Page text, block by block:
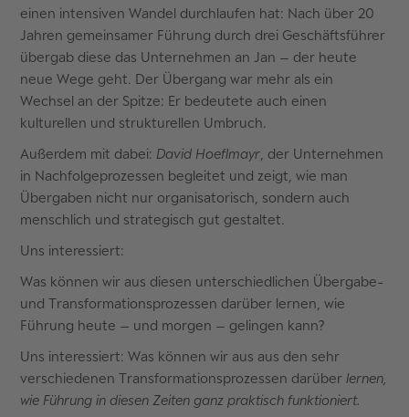
einen intensiven Wandel durchlaufen hat: Nach über 20
Jahren gemeinsamer Führung durch drei Geschäftsführer
übergab diese das Unternehmen an Jan – der heute
neue Wege geht. Der Übergang war mehr als ein
Wechsel an der Spitze: Er bedeutete auch einen
kulturellen und strukturellen Umbruch.
Außerdem mit dabei: David Hoeflmayr , der Unternehmen
in Nachfolgeprozessen begleitet und zeigt, wie man
Übergaben nicht nur organisatorisch, sondern auch
menschlich und strategisch gut gestaltet.
Uns interessiert:
Was können wir aus diesen unterschiedlichen Übergabe-
und Transformationsprozessen darüber lernen, wie
Führung heute – und morgen – gelingen kann?
Uns interessiert: Was können wir aus aus den sehr
verschiedenen Transformationsprozessen darüberlernen,
wie Führung in diesen Zeiten ganz praktisch funktioniert.